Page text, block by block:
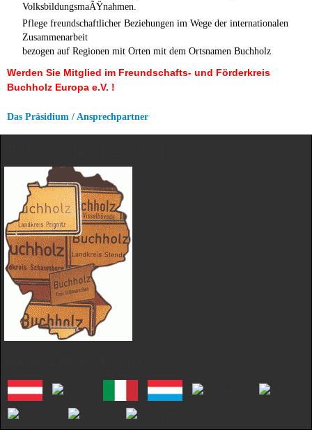
VolksbildungsmaÃŸnahmen.
Pflege freundschaftlicher Beziehungen im Wege der internationalen
Zusammenarbeit
bezogen auf Regionen mit Orten mit dem Ortsnamen Buchholz
Werden Sie Mitglied im Freundschafts- und Förderkreis
Buchholz Europa e.V. !
Das Präsidium / Ansprechpartner